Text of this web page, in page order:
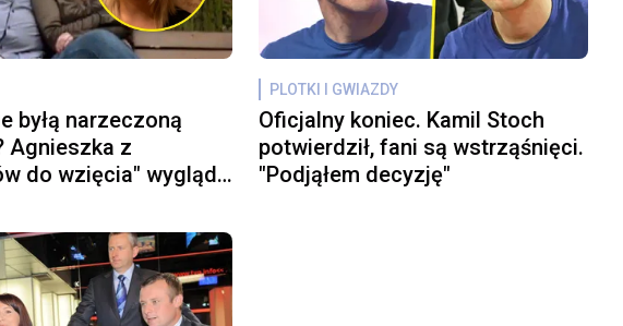
byłą narzeczoną
Agnieszka z
do wzięcia" wygląda
PLOTKI I GWIAZDY
Oficjalny koniec. Kamil Stoch
potwierdził, fani są wstrząśnięci.
"Podjąłem decyzję"